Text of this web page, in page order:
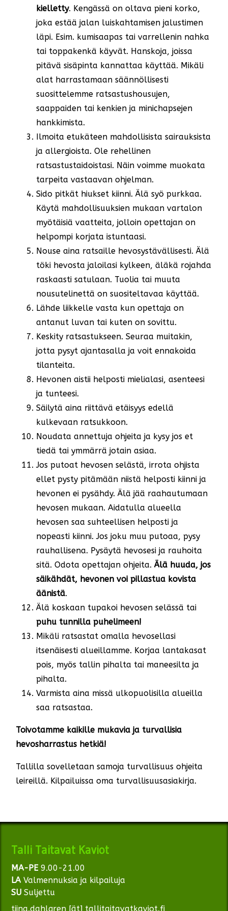
kielletty. Kengässä on oltava pieni korko,
joka estää jalan luiskahtamisen jalustimen
läpi. Esim. kumisaapas tai varrellenin nahka
tai toppakenkä käyvät. Hanskoja, joissa
pitävä sisäpinta kannattaa käyttää. Mikäli
alat harrastamaan säännöllisesti
suosittelemme ratsastushousujen,
saappaiden tai kenkien ja minichapsejen
hankkimista.
Ilmoita etukäteen mahdollisista sairauksista
ja allergioista. Ole rehellinen
ratsastustaidoistasi. Näin voimme muokata
tarpeita vastaavan ohjelman.
Sido pitkät hiukset kiinni. Älä syö purkkaa.
Käytä mahdollisuuksien mukaan vartalon
myötäisiä vaatteita, jolloin opettajan on
helpompi korjata istuntaasi.
Nouse aina ratsaille hevosystävällisesti. Älä
töki hevosta jaloilasi kylkeen, äläkä rojahda
raskaasti satulaan. Tuolia tai muuta
nousutelinettä on suositeltavaa käyttää.
Lähde liikkelle vasta kun opettaja on
antanut luvan tai kuten on sovittu.
Keskity ratsastukseen. Seuraa muitakin,
jotta pysyt ajantasalla ja voit ennakoida
tilanteita.
Hevonen aistii helposti mielialasi, asenteesi
ja tunteesi.
Säilytä aina riittävä etäisyys edellä
kulkevaan ratsukkoon.
Noudata annettuja ohjeita ja kysy jos et
tiedä tai ymmärrä jotain asiaa.
Jos putoat hevosen selästä, irrota ohjista
ellet pysty pitämään niistä helposti kiinni ja
hevonen ei pysähdy. Älä jää raahautumaan
hevosen mukaan. Aidatulla alueella
hevosen saa suhteellisen helposti ja
nopeasti kiinni. Jos joku muu putoaa, pysy
rauhallisena. Pysäytä hevosesi ja rauhoita
sitä. Odota opettajan ohjeita.Älä huuda, jos
säikähdät, hevonen voi pillastua kovista
äänistä.
Älä koskaan tupakoi hevosen selässä tai
puhu tunnilla puhelimeen!
Mikäli ratsastat omalla hevosellasi
itsenäisesti alueillamme. Korjaa lantakasat
pois, myös tallin pihalta tai maneesilta ja
pihalta.
Varmista aina missä ulkopuolisilla alueilla
saa ratsastaa.
Toivotamme kaikille mukavia ja turvallisia
hevosharrastus hetkiä!
Tallilla sovelletaan samoja turvallisuus ohjeita
leireillä. Kilpailuissa oma turvallisuusasiakirja.
Talli Taitavat Kaviot
MA-PE 9.00-21.00
LAValmennuksia ja kilpailuja
SU Suljettu
tiina.dahlgren [ät] tallitaitavatkaviot.fi